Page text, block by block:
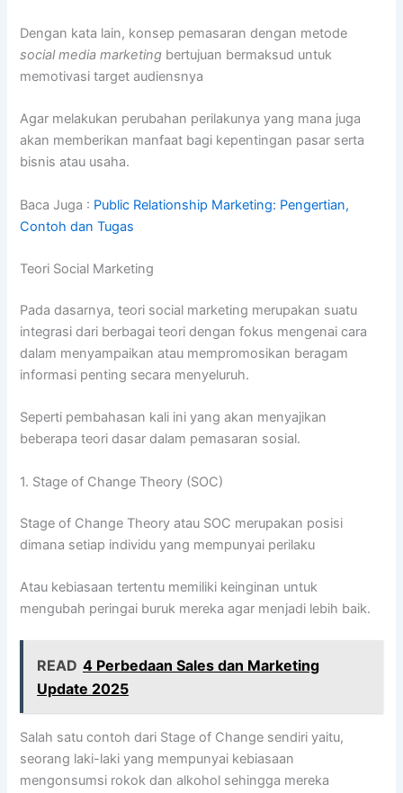
Dengan kata lain, konsep pemasaran dengan metode
social media marketing bertujuan bermaksud untuk
memotivasi target audiensnya
Agar melakukan perubahan perilakunya yang mana juga
akan memberikan manfaat bagi kepentingan pasar serta
bisnis atau usaha.
Baca Juga : Public Relationship Marketing: Pengertian,
Contoh dan Tugas
Teori Social Marketing
Pada dasarnya, teori social marketing merupakan suatu
integrasi dari berbagai teori dengan fokus mengenai cara
dalam menyampaikan atau mempromosikan beragam
informasi penting secara menyeluruh.
Seperti pembahasan kali ini yang akan menyajikan
beberapa teori dasar dalam pemasaran sosial.
1. Stage of Change Theory (SOC)
Stage of Change Theory atau SOC merupakan posisi
dimana setiap individu yang mempunyai perilaku
Atau kebiasaan tertentu memiliki keinginan untuk
mengubah peringai buruk mereka agar menjadi lebih baik.
READ 4 Perbedaan Sales dan Marketing
Update 2025
Salah satu contoh dari Stage of Change sendiri yaitu,
seorang laki-laki yang mempunyai kebiasaan
mengonsumsi rokok dan alkohol sehingga mereka